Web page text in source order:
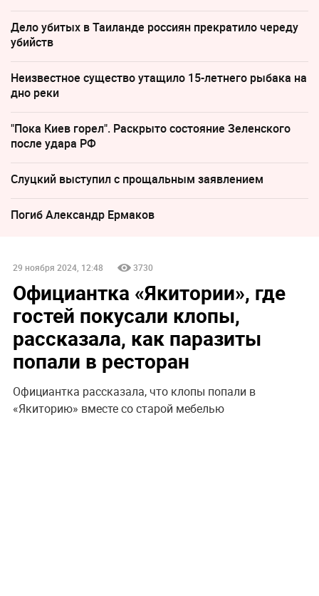
Дело убитых в Таиланде россиян прекратило череду
убийств
Неизвестное существо утащило 15-летнего рыбака на
дно реки
"Пока Киев горел". Раскрыто состояние Зеленского
после удара РФ
Слуцкий выступил с прощальным заявлением
Погиб Александр Ермаков
29 ноября 2024, 12:48 3730
Официантка «Якитории», где
гостей покусали клопы,
рассказала, как паразиты
попали в ресторан
Официантка рассказала, что клопы попали в
«Якиторию» вместе со старой мебелью